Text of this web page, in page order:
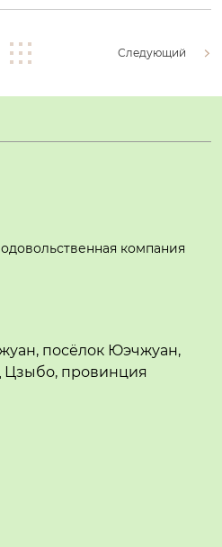
Следующий
компания
посёлок Юэчжуан,
Цзыбо, провинция